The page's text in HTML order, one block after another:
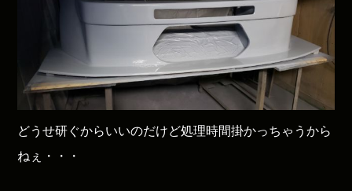
どうせ研ぐからいいのだけど処理時間掛かっちゃうから
ねぇ・・・